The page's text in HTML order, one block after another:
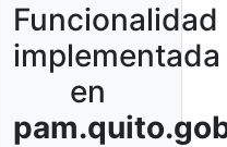
Funcionalidad
implementada
en